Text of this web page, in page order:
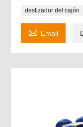
deslizador del cajón
 Email